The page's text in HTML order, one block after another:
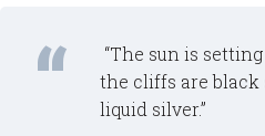
“The sun is
the cliffs are black
liquid silver.”